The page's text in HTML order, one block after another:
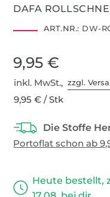
DAFA
ART.NR.: DW-
9,95 €
inkl. MwSt.,zzgl.
9,95 € / Stk
Heute bestellt,